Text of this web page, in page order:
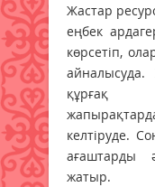
Жастар
еңбек
көрсетіп,
құрғақ
келтіруде.
ағаштарды
жатыр.